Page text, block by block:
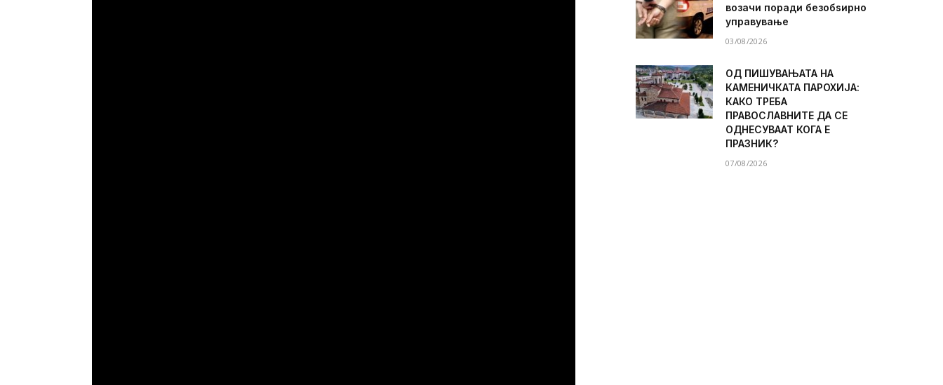
возачи поради безобѕирно
управување
03/08/2026
ОД ПИШУВАЊАТА НА
КАМЕНИЧКАТА ПАРОХИЈА:
КАКО ТРЕБА
ПРАВОСЛАВНИТЕ ДА СЕ
ОДНЕСУВААТ КОГА Е
ПРАЗНИК?
07/08/2026